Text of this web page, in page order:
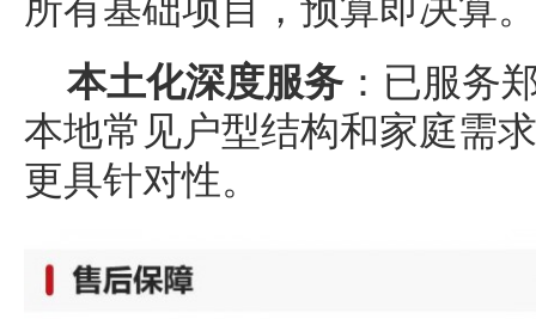
所有基础项目，预算即决算。
本土化深度服务：已服务
本地常见户型结构和家庭需
更具针对性。